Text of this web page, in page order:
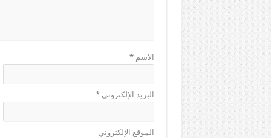
الاسم*
البريد الإلكتروني*
الموقع الإلكتروني